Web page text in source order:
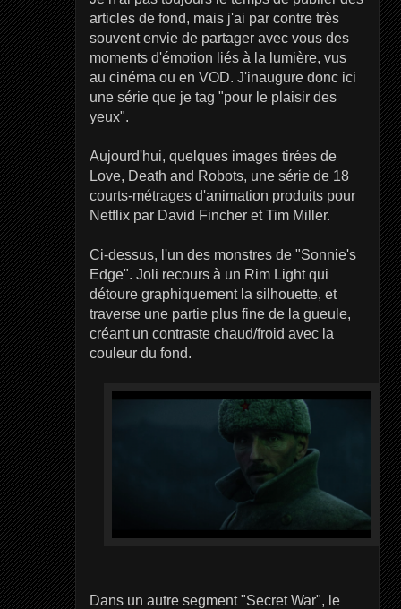
articles de fond, mais j'ai par contre très
souvent envie de partager avec vous des
moments d'émotion liés à la lumière, vus
au cinéma ou en VOD. J'inaugure donc ici
une série que je tag "pour le plaisir des
yeux".
Aujourd'hui, quelques images tirées de
Love, Death and Robots, une série de 18
courts-métrages d'animation produits pour
Netflix par David Fincher et Tim Miller.
Ci-dessus, l'un des monstres de "Sonnie's
Edge". Joli recours à un Rim Light qui
détoure graphiquement la silhouette, et
traverse une partie plus fine de la gueule,
créant un contraste chaud/froid avec la
couleur du fond.
Dans un autre segment "Secret War", le